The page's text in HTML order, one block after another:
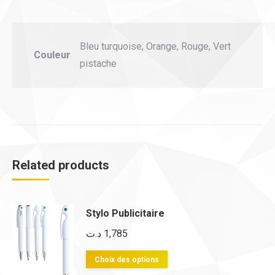
Couleur
Bleu turquoise, Orange, Rouge, Vert
pistache
Related products
Stylo Publicitaire
1,785 د.ت
Choix des options